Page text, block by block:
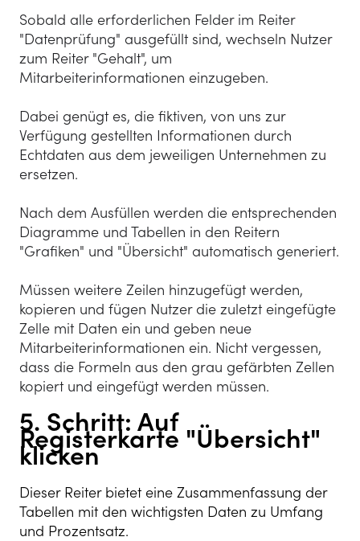
Sobald alle erforderlichen Felder im Reiter
"Datenprüfung" ausgefüllt sind, wechseln Nutzer
zum Reiter "Gehalt", um
Mitarbeiterinformationen einzugeben.
Dabei genügt es, die fiktiven, von uns zur
Verfügung gestellten Informationen durch
Echtdaten aus dem jeweiligen Unternehmen zu
ersetzen.
Nach dem Ausfüllen werden die entsprechenden
Diagramme und Tabellen in den Reitern
"Grafiken" und "Übersicht" automatisch generiert.
Müssen weitere Zeilen hinzugefügt werden,
kopieren und fügen Nutzer die zuletzt eingefügte
Zelle mit Daten ein und geben neue
Mitarbeiterinformationen ein. Nicht vergessen,
dass die Formeln aus den grau gefärbten Zellen
kopiert und eingefügt werden müssen.
5. Schritt: Auf
Registerkarte "Übersicht"
klicken
Dieser Reiter bietet eine Zusammenfassung der
Tabellen mit den wichtigsten Daten zu Umfang
und Prozentsatz.